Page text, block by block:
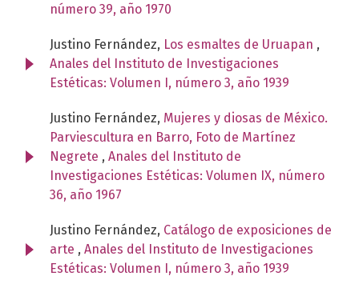
número 39, año 1970
Justino Fernández, Los esmaltes de Uruapan ,
Anales del Instituto de Investigaciones
Estéticas: Volumen I, número 3, año 1939
Justino Fernández, Mujeres y diosas de México.
Parviescultura en Barro, Foto de Martínez
Negrete , Anales del Instituto de
Investigaciones Estéticas: Volumen IX, número
36, año 1967
Justino Fernández, Catálogo de exposiciones de
arte , Anales del Instituto de Investigaciones
Estéticas: Volumen I, número 3, año 1939